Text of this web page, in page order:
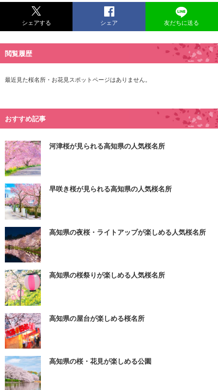
シェアする シェア 友だちに送る
閲覧履歴
最近見た桜名所・お花見スポットページはありません。
おすすめ記事
河津桜が見られる高知県の人気桜名所
早咲き桜が見られる高知県の人気桜名所
高知県の夜桜・ライトアップが楽しめる人気桜名所
高知県の桜祭りが楽しめる人気桜名所
高知県の屋台が楽しめる桜名所
高知県の桜・花見が楽しめる公園